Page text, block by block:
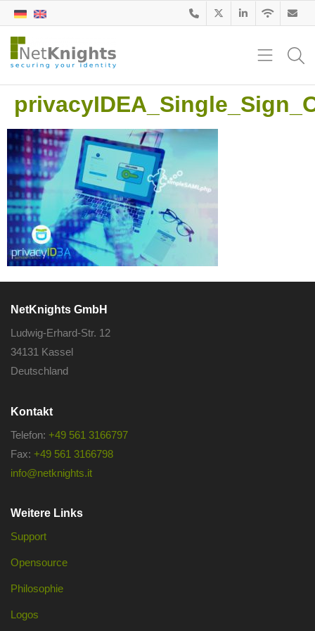
NetKnights GmbH
Ludwig-Erhard-Str. 12
34131 Kassel
Deutschland
Kontakt
Telefon: +49 561 3166797
Fax: +49 561 3166798
info@netknights.it
Weitere Links
Support
Opensource
Philosophie
Logos